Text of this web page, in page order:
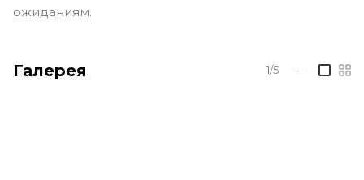
ожиданиям.
Галерея 1/5 —